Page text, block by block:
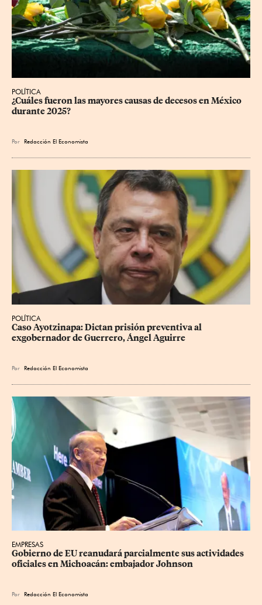
POLÍTICA
¿Cuáles fueron las mayores causas de decesos en México
durante 2025?
Por Redacción El Economista
POLÍTICA
Caso Ayotzinapa: Dictan prisión preventiva al
exgobernador de Guerrero, Ángel Aguirre
Por Redacción El Economista
EMPRESAS
Gobierno de EU reanudará parcialmente sus actividades
oficiales en Michoacán: embajador Johnson
Por Redacción El Economista